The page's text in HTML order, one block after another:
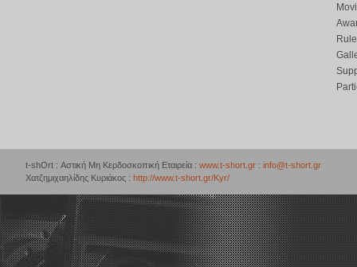
t-shOrt : Αστική Μη Κερδοσκοπική Εταιρεία : www.t-short.gr : info@t-short.gr
Χατζημιχαηλίδης Κυριάκος : http://www.t-short.gr/Kyr/